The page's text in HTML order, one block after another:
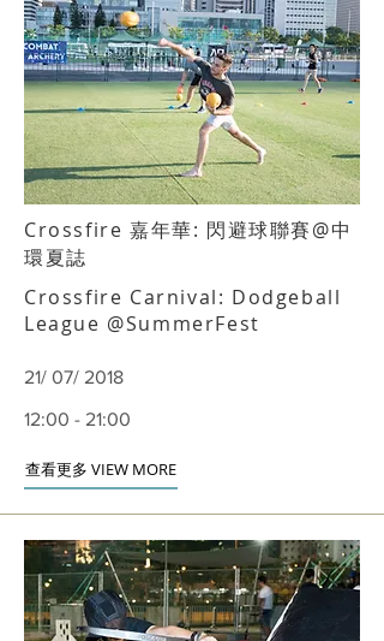
Crossfire 嘉年華: 閃避球聯賽@中
環夏誌
Crossfire Carnival: Dodgeball
League @SummerFest
21/ 07/ 2018
12:00 - 21:00
查看更多 VIEW MORE